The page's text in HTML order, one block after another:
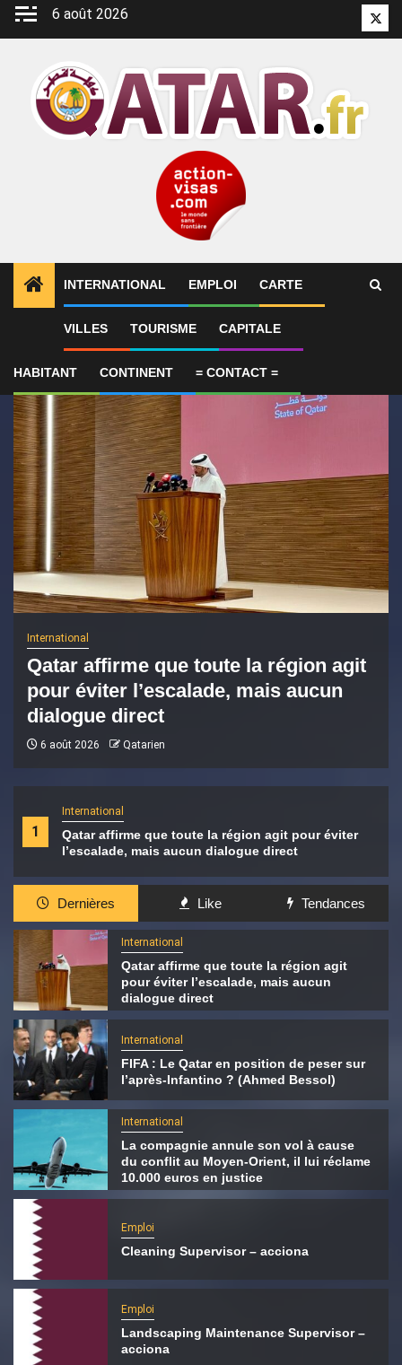
Aller
6 août 2026
INTERNATIONAL EMPLOI CARTE
VILLES TOURISME CAPITALE
HABITANT CONTINENT = CONTACT =
ALERTES INFO 1 Qatar affirme que toute la
1
International
Qatar affirme que toute la région agit pour éviter
l’escalade, mais aucun dialogue direct
International
Qatar affirme que toute la région agit
pour éviter l’escalade, mais aucun
dialogue direct
6 août 2026 Qatarien
Dernières Like Tendances
International
Qatar affirme que toute la région agit
pour éviter l’escalade, mais aucun
dialogue direct
International
FIFA : Le Qatar en position de peser sur
l’après-Infantino ? (Ahmed Bessol)
International
La compagnie annule son vol à cause
du conflit au Moyen-Orient, il lui réclame
10.000 euros en justice
Emploi
Cleaning Supervisor – acciona
Emploi
Landscaping Maintenance Supervisor –
acciona